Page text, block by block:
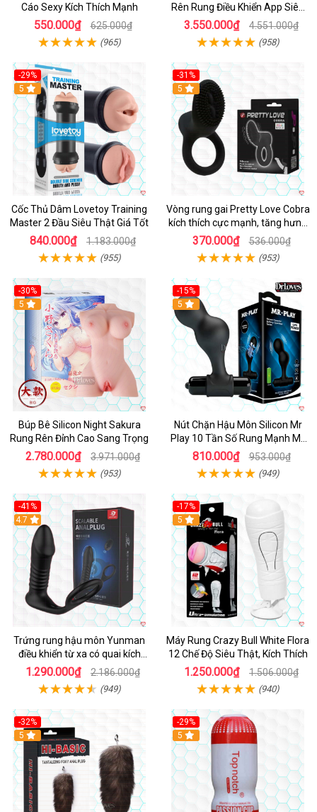
Cáo Sexy Kích Thích Mạnh
550.000₫ 625.000₫
(965)
Rên Rung Điều Khiển App Siêu
Phê
3.550.000₫ 4.551.000₫
(958)
-29%
Hot
5
Cốc Thủ Dâm Lovetoy Training
Master 2 Đầu Siêu Thật Giá Tốt
840.000₫ 1.183.000₫
(955)
-31%
5
Vòng rung gai Pretty Love Cobra
kích thích cực mạnh, tăng hưng
phấn
370.000₫ 536.000₫
(953)
-30%
Hot
5
Búp Bê Silicon Night Sakura
Rung Rên Đỉnh Cao Sang Trọng
2.780.000₫ 3.971.000₫
(953)
-15%
Hot
5
Nút Chặn Hậu Môn Silicon Mr
Play 10 Tần Số Rung Mạnh Mẽ
Kích Thích
810.000₫ 953.000₫
(949)
-41%
Hot
4.7
Trứng rung hậu môn Yunman
điều khiển từ xa có quai kích
thích
1.290.000₫ 2.186.000₫
(949)
-17%
5
Máy Rung Crazy Bull White Flora
12 Chế Độ Siêu Thật, Kích Thích
1.250.000₫ 1.506.000₫
(940)
-32%
Hot
5
-29%
5